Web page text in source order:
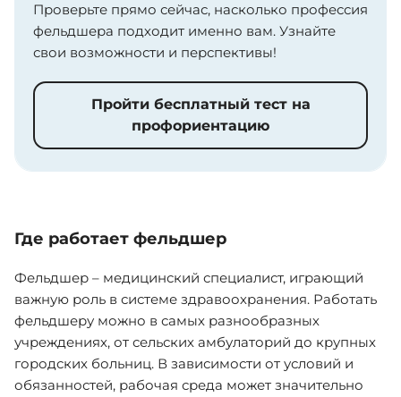
Проверьте прямо сейчас, насколько профессия
фельдшера подходит именно вам. Узнайте
свои возможности и перспективы!
Пройти бесплатный тест на
профориентацию
Где работает фельдшер
Фельдшер – медицинский специалист, играющий
важную роль в системе здравоохранения. Работать
фельдшеру можно в самых разнообразных
учреждениях, от сельских амбулаторий до крупных
городских больниц. В зависимости от условий и
обязанностей, рабочая среда может значительно